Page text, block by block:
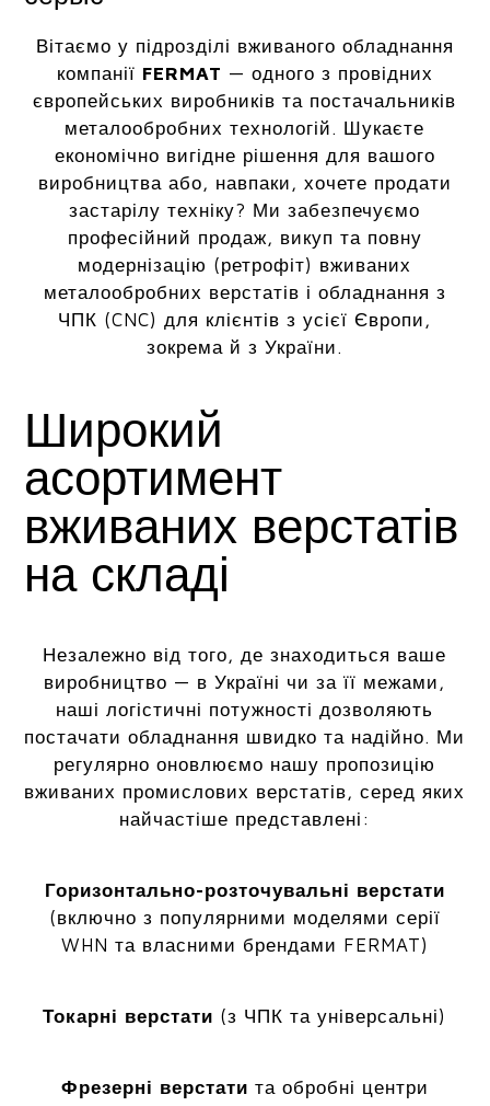
Вітаємо у підрозділі вживаного обладнання
компанії FERMAT — одного з провідних
європейських виробників та постачальників
металообробних технологій. Шукаєте
економічно вигідне рішення для вашого
виробництва або, навпаки, хочете продати
застарілу техніку? Ми забезпечуємо
професійний продаж, викуп та повну
модернізацію (ретрофіт) вживаних
металообробних верстатів і обладнання з
ЧПК (CNC) для клієнтів з усієї Європи,
зокрема й з України.
Широкий
асортимент
вживаних верстатів
на складі
Незалежно від того, де знаходиться ваше
виробництво — в Україні чи за її межами,
наші логістичні потужності дозволяють
постачати обладнання швидко та надійно. Ми
регулярно оновлюємо нашу пропозицію
вживаних промислових верстатів, серед яких
найчастіше представлені:
Горизонтально-розточувальні верстати
(включно з популярними моделями серії
WHN та власними брендами FERMAT)
Токарні верстати (з ЧПК та універсальні)
Фрезерні верстати та обробні центри